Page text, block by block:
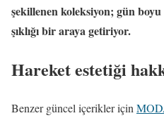
şekillenen koleksiyon; gün
şıklığı bir araya getiriyor.
Hareket estetiği
Benzer güncel içerikler için